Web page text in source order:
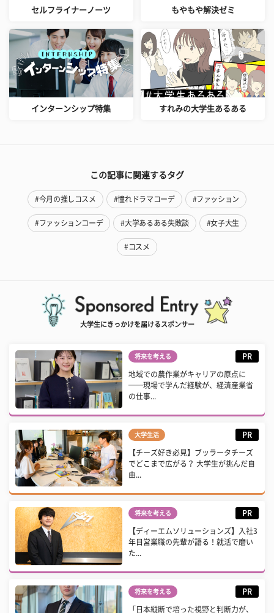
セルフライナーノーツ もやもや解決ゼミ
インターンシップ特集 すれみの大学生あるある
この記事に関連するタグ
#今月の推しコスメ #憧れドラマコーデ #ファッション
#ファッションコーデ #大学あるある失敗談 #女子大生
#コスメ
大学生にきっかけを届けるスポンサー
将来を考える PR
地域での農作業がキャリアの原点に
──現場で学んだ経験が、経済産業省
の仕事...
大学生活 PR
【チーズ好き必見】ブッラータチーズ
でどこまで広がる？ 大学生が挑んだ自
由...
将来を考える PR
【ディーエムソリューションズ】入社3
年目営業職の先輩が語る！就活で磨い
た...
将来を考える PR
「日本縦断で培った視野と判断力が、